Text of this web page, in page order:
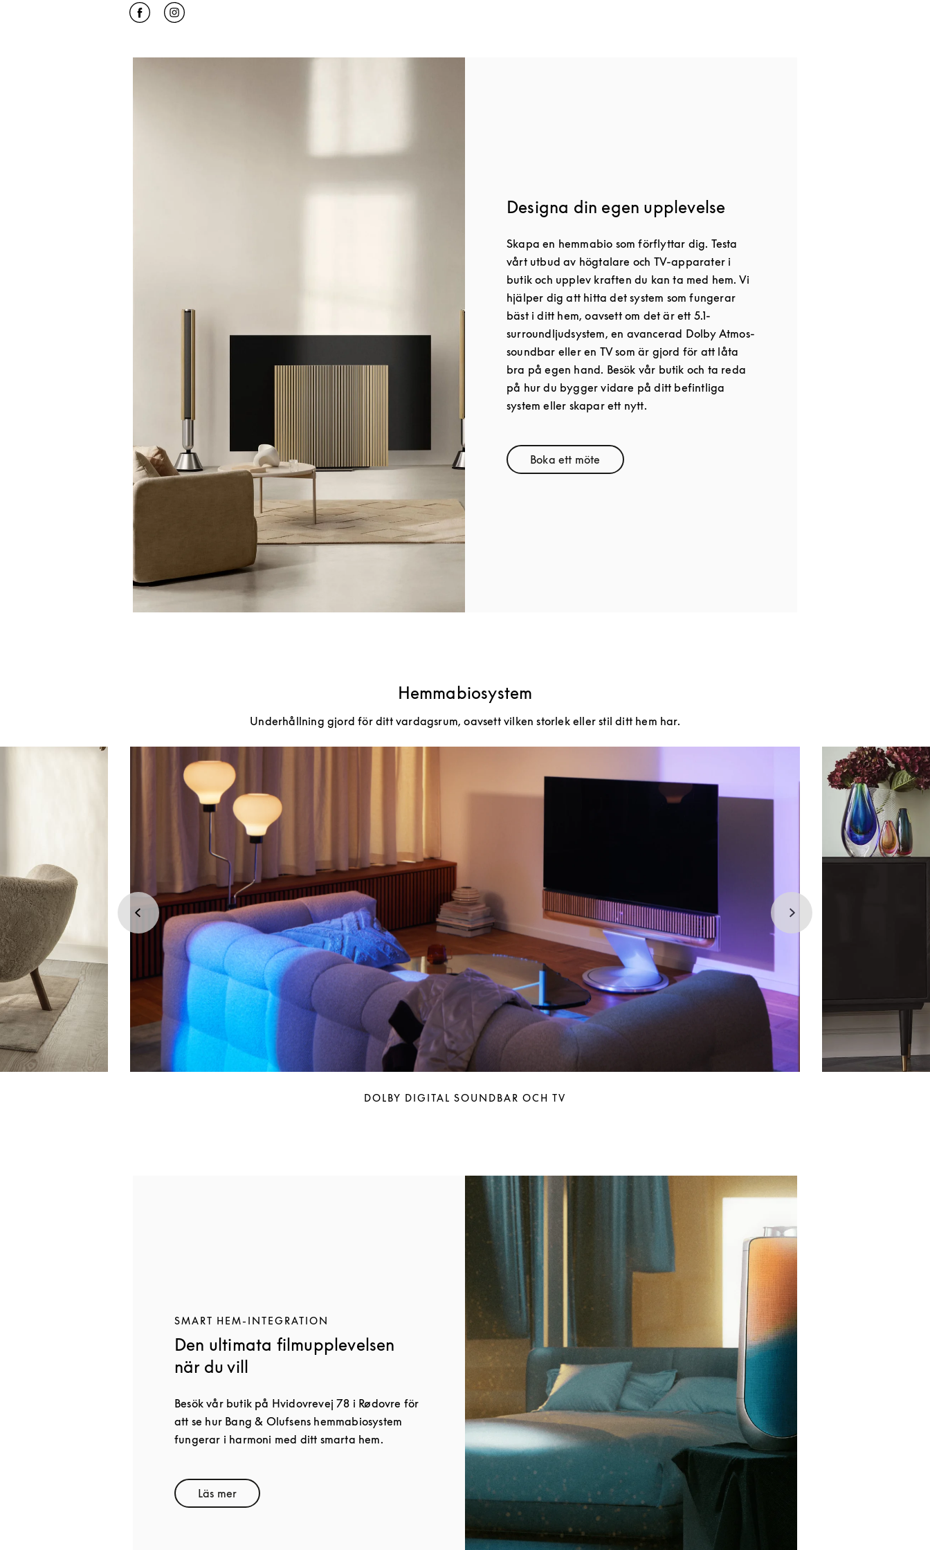
Click to open Facebook
Link Opens in New Tab
Click to open Instagram
Link Opens in New Tab
Designa din egen upplevelse
Skapa en hemmabio som förflyttar dig. Testa
vårt utbud av högtalare och TV-apparater i
butik och upplev kraften du kan ta med hem. Vi
hjälper dig att hitta det system som fungerar
bäst i ditt hem, oavsett om det är ett 5.1-
surroundljudsystem, en avancerad Dolby Atmos-
soundbar eller en TV som är gjord för att låta
bra på egen hand. Besök vår butik och ta reda
på hur du bygger vidare på ditt befintliga
system eller skapar ett nytt.
Boka ett möteLink Opens in New Tab
Hemmabiosystem
Underhållning gjord för ditt vardagsrum, oavsett vilken storlek eller stil ditt hem har.
DOLBY DIGITAL SOUNDBAR OCH TV
Event Image
SMART HEM-INTEGRATION
Den ultimata filmupplevelsen
när du vill
Besök vår butik på Hvidovrevej 78 i Rødovre för
att se hur Bang & Olufsens hemmabiosystem
fungerar i harmoni med ditt smarta hem.
Läs merLink Opens in New Tab